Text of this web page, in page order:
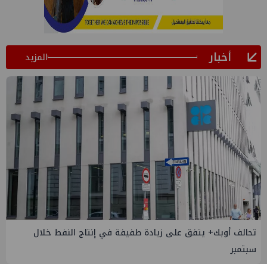
أخبار المزيد
إسدال الستار على النسخة الثانية من "منتدى مصر للطاقة
والصناعة 2026" بنجاح